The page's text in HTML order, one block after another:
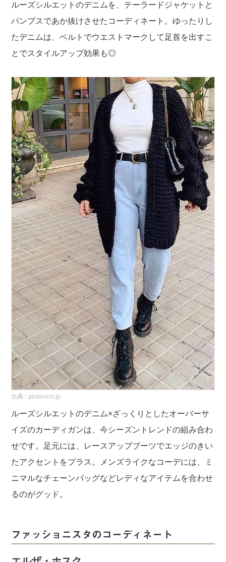
ルーズシルエットのデニムを、テーラードジャケットと
パンプスであか抜けさせたコーディネート。ゆったりし
たデニムは、ベルトでウエストマークして足首を出すこ
とでスタイルアップ効果も◎
出典 : pinterest.jp
ルーズシルエットのデニム×ざっくりとしたオーバーサ
イズのカーディガンは、今シーズントレンドの組み合わ
せです。足元には、レースアップブーツでエッジのきい
たアクセントをプラス。メンズライクなコーデには、ミ
ニマルなチェーンバッグなどレディなアイテムを合わせ
るのがグッド。
ファッショニスタのコーディネート